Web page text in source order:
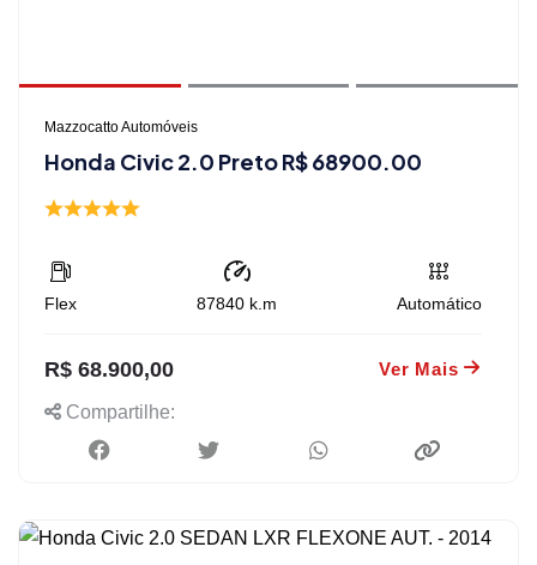
Mazzocatto Automóveis
Honda Civic 2.0 Preto R$ 68900.00
Flex 87840 k.m Automático
R$ 68.900,00 Ver Mais
Compartilhe: